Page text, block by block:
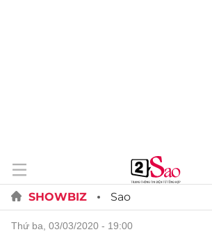
SHOWBIZ Sao
thứ ba, 03/03/2020 - 19:00